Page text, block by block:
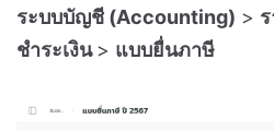
ระบบบัญชี (Accounting) >
ชำระเงิน> แบบยื่นภาษี